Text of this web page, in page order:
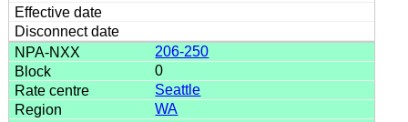
206-250
0
Seattle
WA